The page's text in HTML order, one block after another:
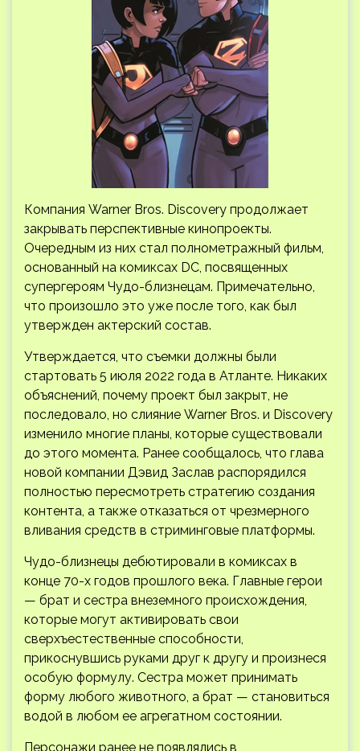
Компания Warner Bros. Discovery продолжает
закрывать перспективные кинопроекты.
Очередным из них стал полнометражный фильм,
основанный на комиксах DC, посвященных
супергероям Чудо-близнецам. Примечательно,
что произошло это уже после того, как был
утвержден актерский состав.
Утверждается, что съемки должны были
стартовать 5 июля 2022 года в Атланте. Никаких
объяснений, почему проект был закрыт, не
последовало, но слияние Warner Bros. и Discovery
изменило многие планы, которые существовали
до этого момента. Ранее сообщалось, что глава
новой компании Дэвид Заслав распорядился
полностью пересмотреть стратегию создания
контента, а также отказаться от чрезмерного
вливания средств в стриминговые платформы.
Чудо-близнецы дебютировали в комиксах в
конце 70-х годов прошлого века. Главные герои
— брат и сестра внеземного происхождения,
которые могут активировать свои
сверхъестественные способности,
прикоснувшись руками друг к другу и произнеся
особую формулу. Сестра может принимать
форму любого животного, а брат — становиться
водой в любом ее агрегатном состоянии.
Персонажи ранее не появлялись в